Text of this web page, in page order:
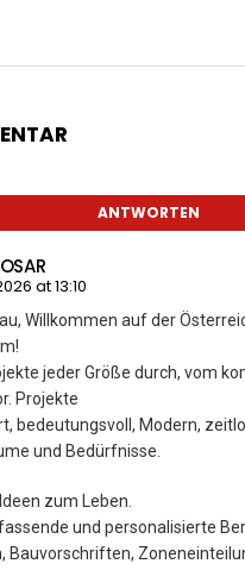
ANTWORTEN
at 13:10
Willkommen auf der
jeder Größe durch, vom
Projekte
bedeutungsvoll, Modern,
und Bedürfnisse.
zum Leben.
und personalisierte
Bauvorschriften,